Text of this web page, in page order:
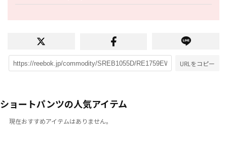
URLをコピー
ショートパンツの人気アイテム
現在おすすめアイテムはありません。